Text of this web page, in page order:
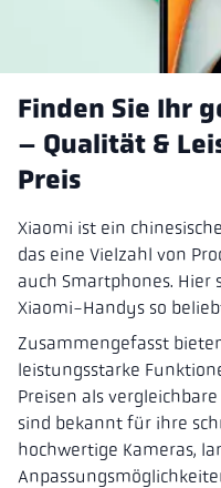
Finden Sie Ihr
– Qualität &
Preis
Xiaomi ist ein
das eine Vielzahl von
auch Smartphones. Hier
Xiaomi-Handys so
Zusammengefasst
leistungsstarke
Preisen als
sind bekannt für ihre
hochwertige Kameras,